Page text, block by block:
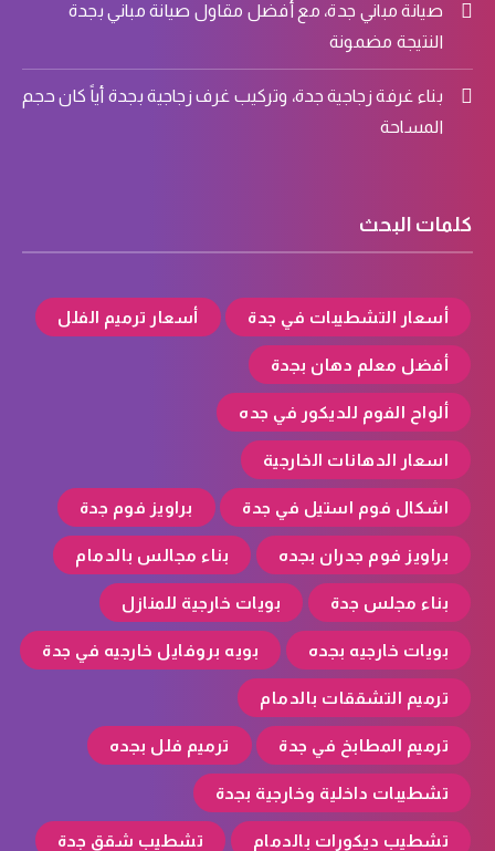
صيانة مباني جدة، مع أفضل مقاول صيانة مباني بجدة
النتيجة مضمونة
بناء غرفة زجاجية جدة، وتركيب غرف زجاجية بجدة أياً كان حجم
المساحة
كلمات البحث
أسعار التشطيبات في جدة أسعار ترميم الفلل
أفضل معلم دهان بجدة
ألواح الفوم للديكور في جده
اسعار الدهانات الخارجية
اشكال فوم استيل في جدة براويز فوم جدة
براويز فوم جدران بجده بناء مجالس بالدمام
بناء مجلس جدة بويات خارجية للمنازل
بويات خارجيه بجده بويه بروفايل خارجيه في جدة
ترميم التشققات بالدمام
ترميم المطابخ في جدة ترميم فلل بجده
تشطيبات داخلية وخارجية بجدة
تشطيب ديكورات بالدمام تشطيب شقق جدة